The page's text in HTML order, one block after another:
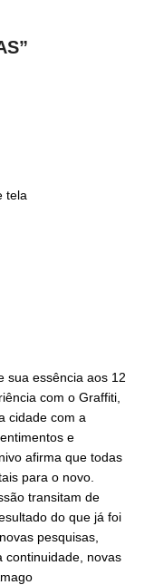
tela
sua essência aos 12
com o Graffiti,
cidade com a
e
afirma que todas
para o novo.
transitam de
do que já foi
pesquisas,
continuidade, novas